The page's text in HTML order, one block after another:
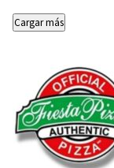
Cargar más